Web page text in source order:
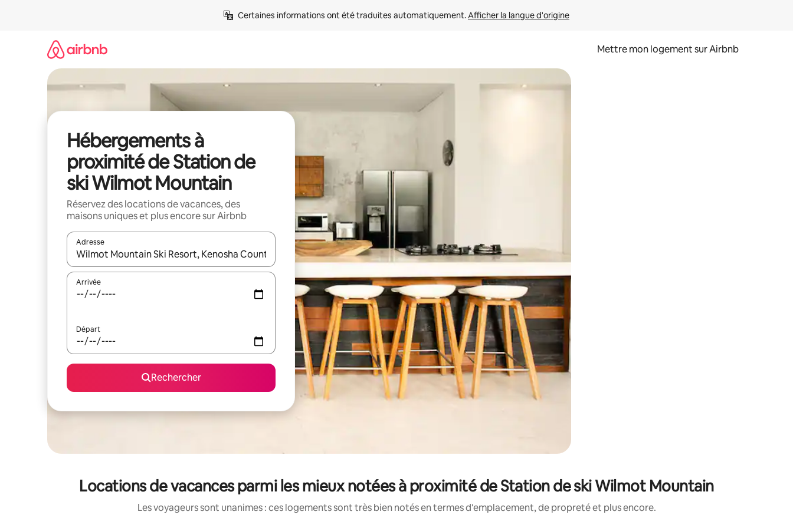
Certaines informations ont été traduites automatiquement. Afficher la langue d'origine
Mettre mon logement sur Airbnb
Hébergements à
proximité de Station de
ski Wilmot Mountain
Réservez des locations de vacances, des
maisons uniques et plus encore sur Airbnb
Adresse
Lorsque les résultats s'affichent, utilisez les flèches vers le haut et vers le bas pour les parcourir ou en appuyant et en faisant glisser.
Arrivée
Départ
Rechercher
Locations de vacances parmi les mieux notées à proximité de Station de ski Wilmot Mountain
Les voyageurs sont unanimes : ces logements sont très bien notés en termes d'emplacement, de propreté et plus encore.